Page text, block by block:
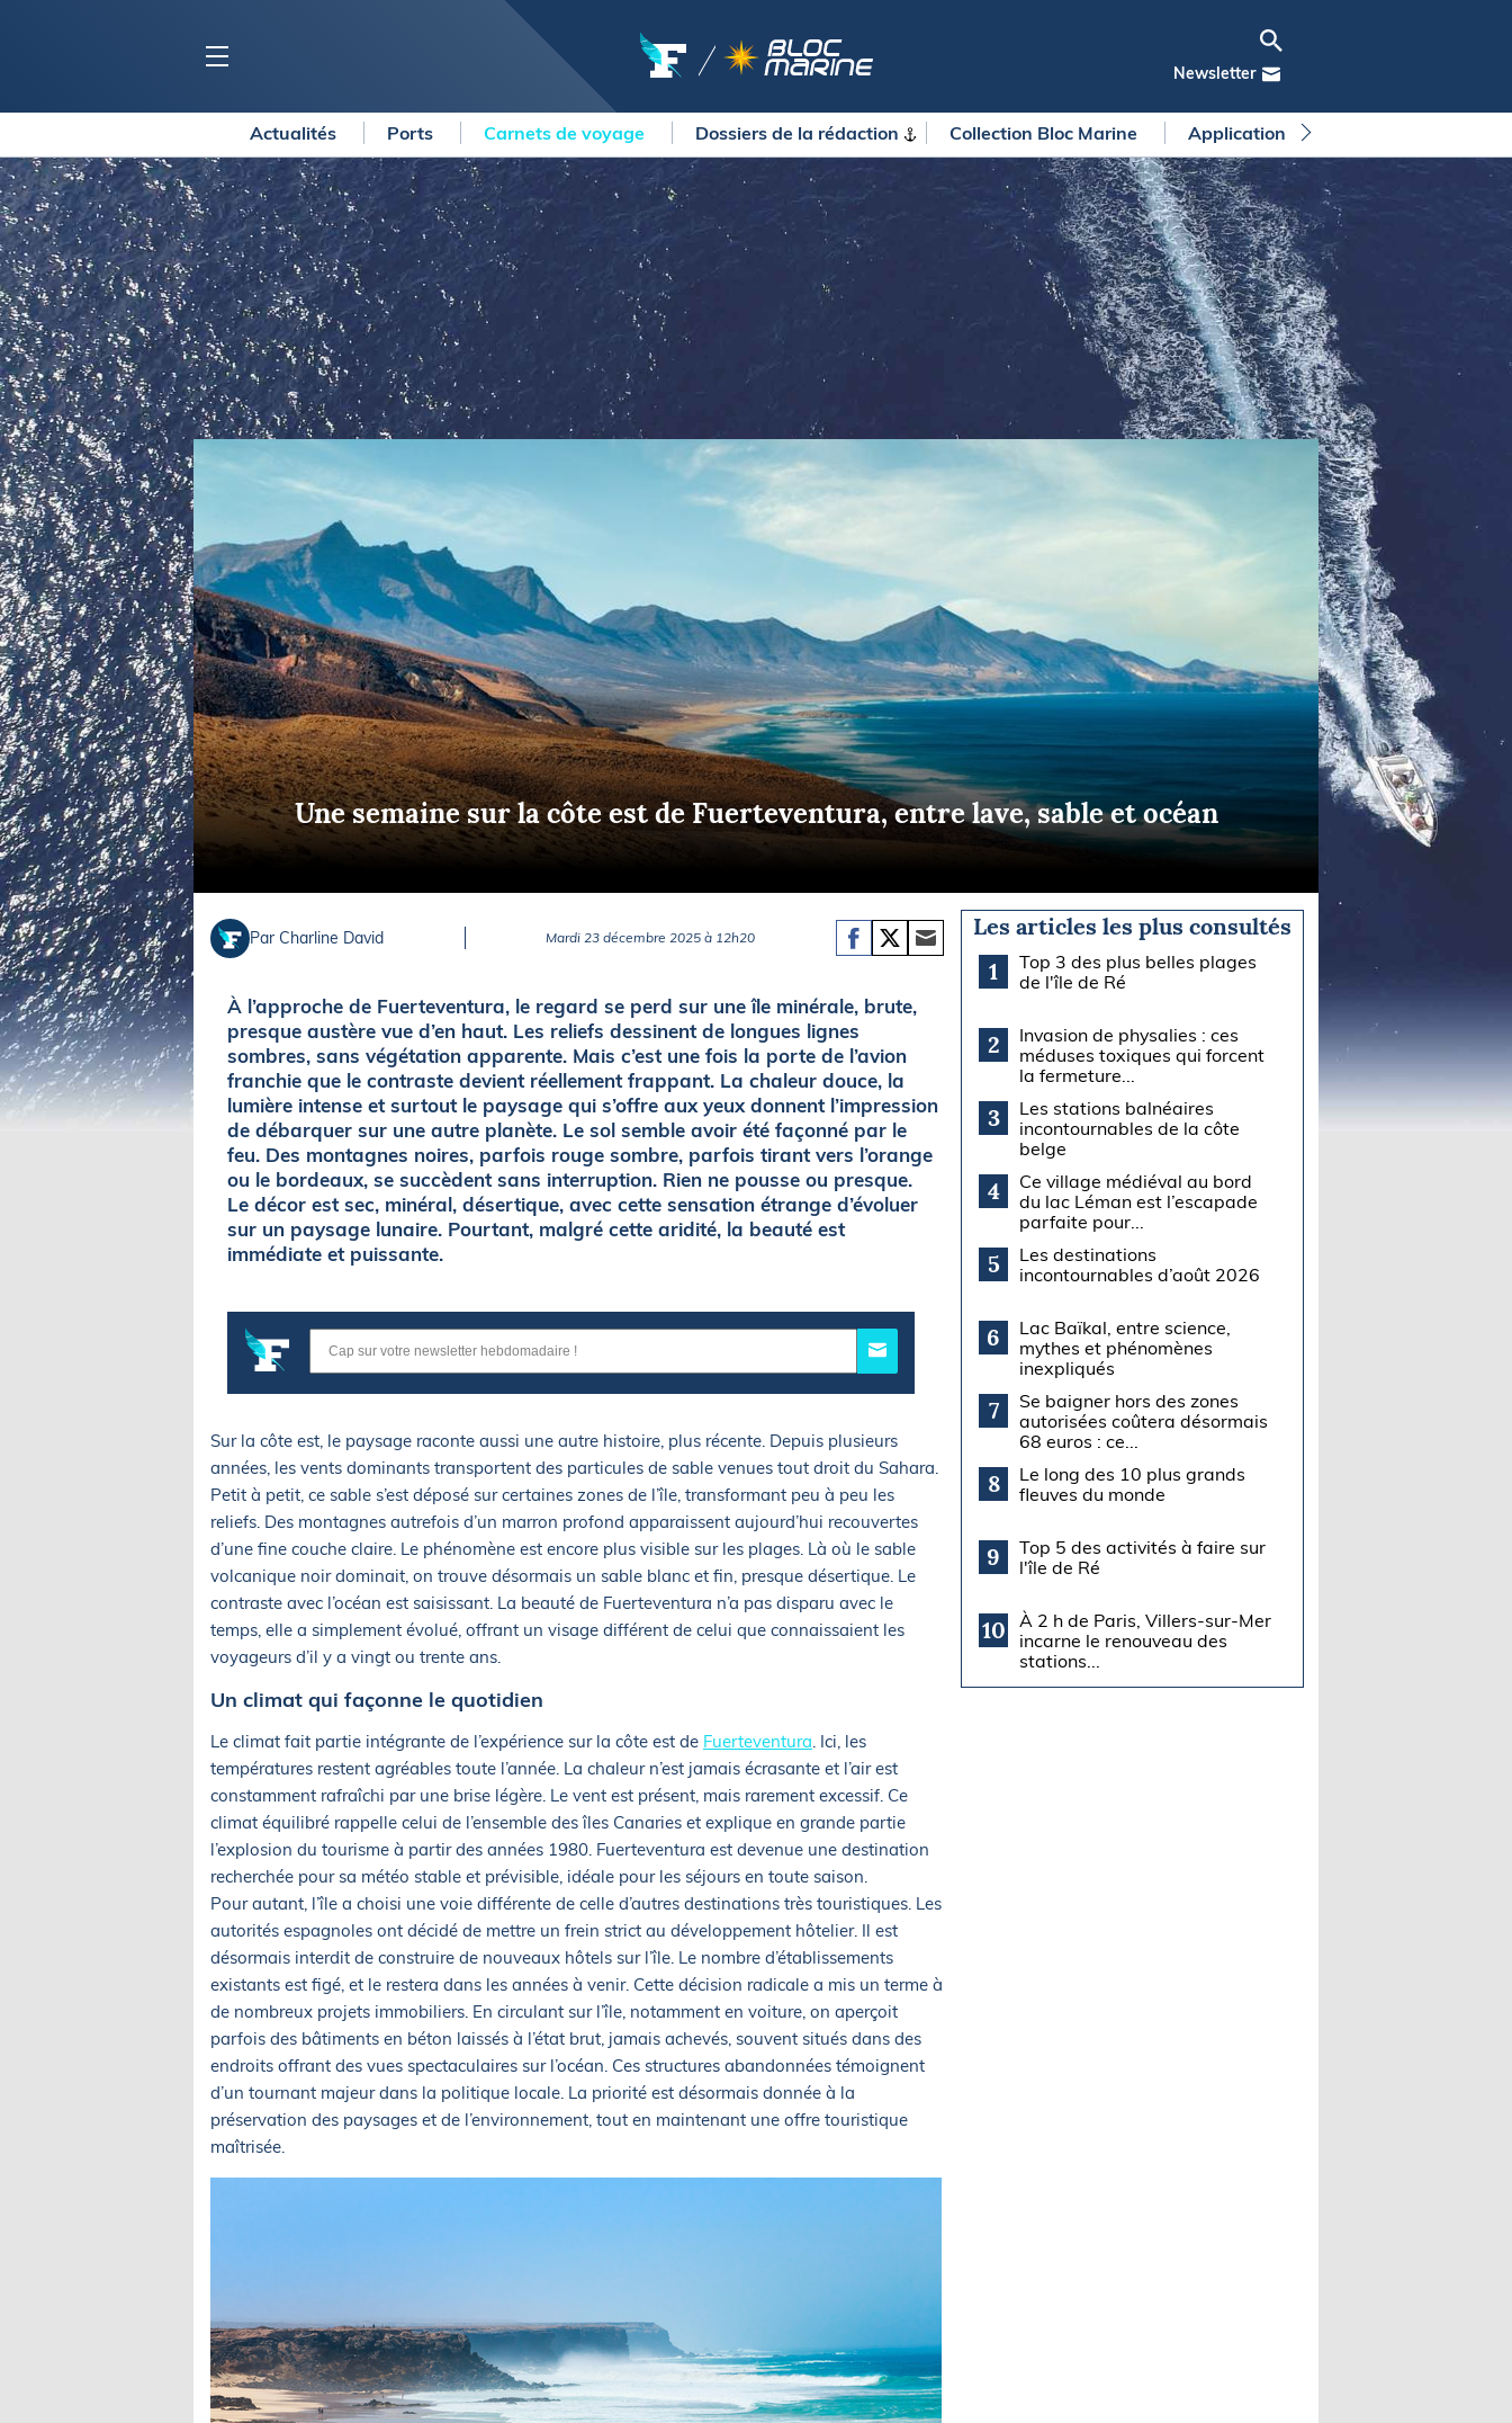
Newsletter
BLOC MARINE
Ports
Carnets de voyage
Dossiers de la rédaction
Collection Bloc Marine
Application Bloc Marine
Règlementation
BATEAUX
Voiliers
Bateaux à moteur
Salons
Economie
Yachting
COURSES
Courses au large
Régates
La Solitaire du Figaro Paprec
Transat Paprec
Vendée Globe
Arkea Ultim Challenge
Route du Rhum - Destination
Guadeloupe
Pêche en mer
Plongée
Glisse
MÉTÉO MARINE
LIFESTYLE
Shopping
Culture nautique
Gastronomie
Blogs
Nos magazines
La newsletter
METEO CONSULT Marine
Briefings
FLASH INFO
Actualités Ports Carnets de voyage Dossiers de la rédaction Collection Bloc Marine Application Bloc Marine
Une semaine sur la côte est de Fuerteventura, entre lave, sable et océan
Par Charline David Mardi 23 décembre 2025 à 12h20
À l’approche de Fuerteventura, le regard se perd sur une île minérale, brute,
presque austère vue d’en haut. Les reliefs dessinent de longues lignes
sombres, sans végétation apparente. Mais c’est une fois la porte de l’avion
franchie que le contraste devient réellement frappant. La chaleur douce, la
lumière intense et surtout le paysage qui s’offre aux yeux donnent l’impression
de débarquer sur une autre planète. Le sol semble avoir été façonné par le
feu. Des montagnes noires, parfois rouge sombre, parfois tirant vers l’orange
ou le bordeaux, se succèdent sans interruption. Rien ne pousse ou presque.
Le décor est sec, minéral, désertique, avec cette sensation étrange d’évoluer
sur un paysage lunaire. Pourtant, malgré cette aridité, la beauté est
immédiate et puissante.
Sur la côte est, le paysage raconte aussi une autre histoire, plus récente. Depuis plusieurs
années, les vents dominants transportent des particules de sable venues tout droit du Sahara.
Petit à petit, ce sable s’est déposé sur certaines zones de l’île, transformant peu à peu les
reliefs. Des montagnes autrefois d’un marron profond apparaissent aujourd’hui recouvertes
d’une fine couche claire. Le phénomène est encore plus visible sur les plages. Là où le sable
volcanique noir dominait, on trouve désormais un sable blanc et fin, presque désertique. Le
contraste avec l’océan est saisissant. La beauté de Fuerteventura n’a pas disparu avec le
temps, elle a simplement évolué, offrant un visage différent de celui que connaissaient les
voyageurs d’il y a vingt ou trente ans.
Un climat qui façonne le quotidien
Le climat fait partie intégrante de l’expérience sur la côte est de Fuerteventura. Ici, les
températures restent agréables toute l’année. La chaleur n’est jamais écrasante et l’air est
constamment rafraîchi par une brise légère. Le vent est présent, mais rarement excessif. Ce
climat équilibré rappelle celui de l’ensemble des îles Canaries et explique en grande partie
l’explosion du tourisme à partir des années 1980. Fuerteventura est devenue une destination
recherchée pour sa météo stable et prévisible, idéale pour les séjours en toute saison.
Pour autant, l’île a choisi une voie différente de celle d’autres destinations très touristiques. Les
autorités espagnoles ont décidé de mettre un frein strict au développement hôtelier. Il est
désormais interdit de construire de nouveaux hôtels sur l’île. Le nombre d’établissements
existants est figé, et le restera dans les années à venir. Cette décision radicale a mis un terme à
de nombreux projets immobiliers. En circulant sur l’île, notamment en voiture, on aperçoit
parfois des bâtiments en béton laissés à l’état brut, jamais achevés, souvent situés dans des
endroits offrant des vues spectaculaires sur l’océan. Ces structures abandonnées témoignent
d’un tournant majeur dans la politique locale. La priorité est désormais donnée à la
préservation des paysages et de l’environnement, tout en maintenant une offre touristique
maîtrisée.
Les articles les plus consultés
1
Top 3 des plus belles plages
de l'île de Ré
2
Invasion de physalies : ces
méduses toxiques qui forcent
la fermeture...
3
Les stations balnéaires
incontournables de la côte
belge
4
Ce village médiéval au bord
du lac Léman est l’escapade
parfaite pour...
5
Les destinations
incontournables d’août 2026
6
Lac Baïkal, entre science,
mythes et phénomènes
inexpliqués
7
Se baigner hors des zones
autorisées coûtera désormais
68 euros : ce...
8
Le long des 10 plus grands
fleuves du monde
9
Top 5 des activités à faire sur
l'île de Ré
10
À 2 h de Paris, Villers-sur-Mer
incarne le renouveau des
stations...